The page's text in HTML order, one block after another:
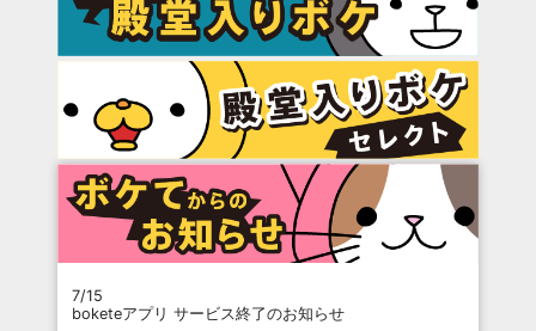
7/15
boketeアプリ サービス終了のお知らせ